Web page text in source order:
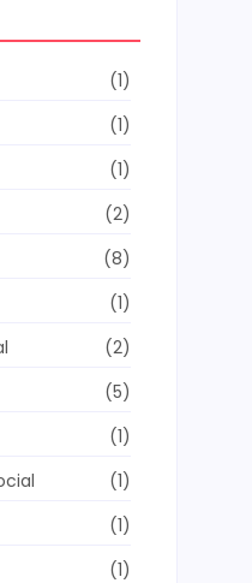
(1)
(1)
(1)
(2)
(8)
(1)
(2)
(5)
(1)
(1)
(1)
(1)